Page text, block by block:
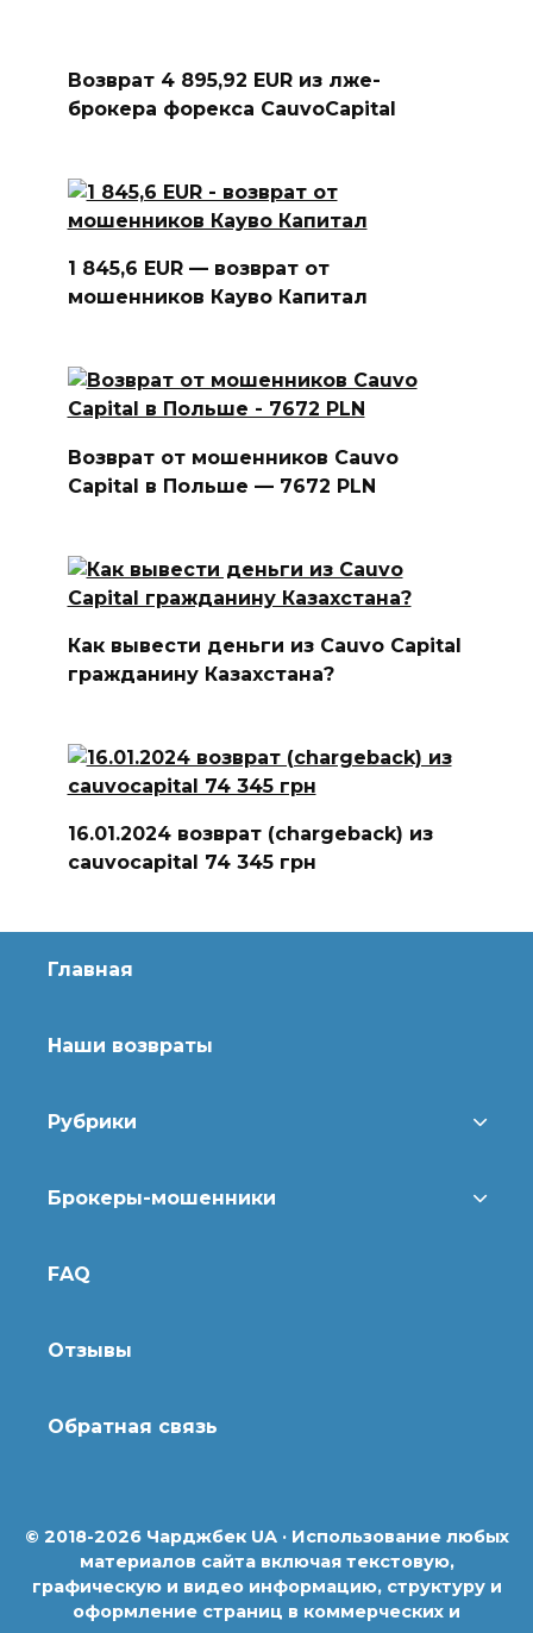
Возврат 4 895,92 EUR из лже-
брокера форекса CauvoCapital
1 845,6 EUR — возврат от
мошенников Кауво Капитал
Возврат от мошенников Cauvo
Capital в Польше — 7672 PLN
Как вывести деньги из Cauvo Capital
гражданину Казахстана?
16.01.2024 возврат (chargeback) из
cauvocapital 74 345 грн
Главная
Наши возвраты
Рубрики
Брокеры-мошенники
FAQ
Отзывы
Обратная связь
© 2018-2026 Чарджбек UA · Использование любых
материалов сайта включая текстовую,
графическую и видео информацию, структуру и
оформление страниц в коммерческих и